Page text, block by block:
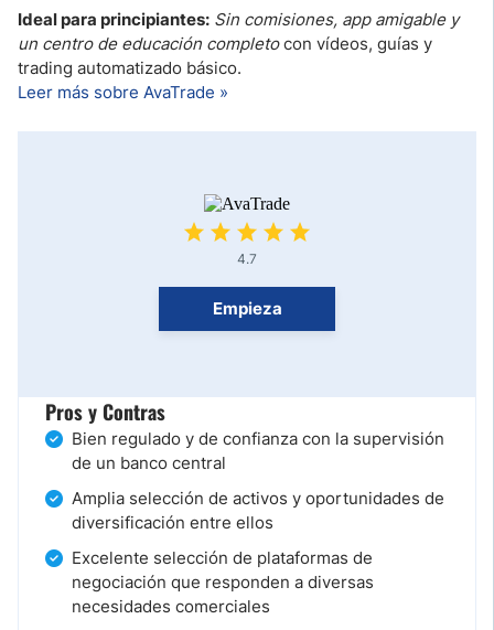
Ideal para principiantes: Sin comisiones, app amigable y
un centro de educación completocon vídeos, guías y
trading automatizado básico.
Leer más sobre AvaTrade »
4.7
Empieza
Pros y Contras
Bien regulado y de confianza con la supervisión
de un banco central
Amplia selección de activos y oportunidades de
diversificación entre ellos
Excelente selección de plataformas de
negociación que responden a diversas
necesidades comerciales